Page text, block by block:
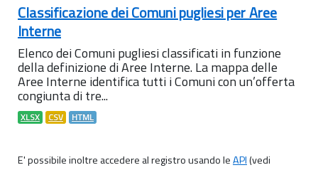
Classificazione dei Comuni pugliesi per Aree
Interne
Elenco dei Comuni pugliesi classificati in funzione
della definizione di Aree Interne. La mappa delle
Aree Interne identifica tutti i Comuni con un’offerta
congiunta di tre...
XLSX CSV HTML
E' possibile inoltre accedere al registro usando leAPI(vedi